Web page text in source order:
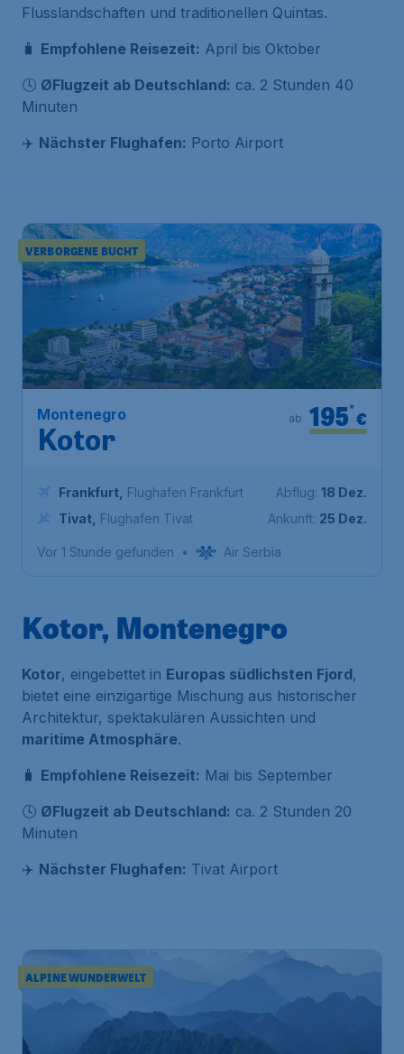
Flusslandschaften und traditionellen Quintas.
🧳 Empfohlene Reisezeit: April bis Oktober
🕓 ØFlugzeit ab Deutschland: ca. 2 Stunden 40
Minuten
✈️ Nächster Flughafen: Porto Airport
VERBORGENE BUCHT
Montenegro
Kotor
€
195*
ab
Frankfurt Flughafen Frankfurt
Tivat Flughafen Tivat
Abflug: 18 Dez.
Ankunft: 25 Dez.
Vor 1 Stunde gefunden • Air Serbia
Kotor, Montenegro
Kotor, eingebettet in Europas südlichsten Fjord,
bietet eine einzigartige Mischung aus historischer
Architektur, spektakulären Aussichten und
maritime Atmosphäre.
🧳 Empfohlene Reisezeit: Mai bis September
🕓 ØFlugzeit ab Deutschland: ca. 2 Stunden 20
Minuten
✈️ Nächster Flughafen: Tivat Airport
ALPINE WUNDERWELT